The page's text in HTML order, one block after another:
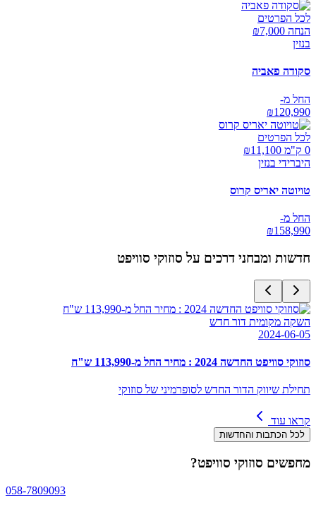
לכל הפרטים
הנחה ₪ 7,000
בנזין
סקודה פאביה
החל מ-
₪120,990
לכל הפרטים
0 ק"מ ₪
11,100
היברידי בנזין
טויוטה יאריס קרוס
החל מ-
₪158,990
חדשות ומבחני דרכים על סוזוקי סוויפט
השקה מקומית דור חדש
2024-06-05
סוזוקי סוויפט החדשה 2024 : מחיר החל מ-113,990 ש"ח
תחילת שיווק הדור החדש לסופרמיני של סוזוקי
קראו עוד
לכל הכתבות והחדשות
מחפשים סוזוקי סוויפט?
058-7809093